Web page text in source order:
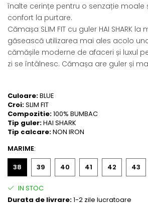
înalte cerințe pentru o senzație moale
confort la purtare.
Cămașa SLIM FIT cu guler HAI SHARK
găsească utilizarea mai ales acolo
cămășile moderne de afaceri și luxul
zi se întâlnesc. Cămașa are guler și
Culoare:BLUE
Croi:SLIM FIT
Compozitie:100% BUMBAC
Tip guler:HAI SHARK
Tip calcare:NON IRON
MARIME:
38
39 40 41 42 43
IN STOC
Durata de livrare:1-2 zile lucratoare